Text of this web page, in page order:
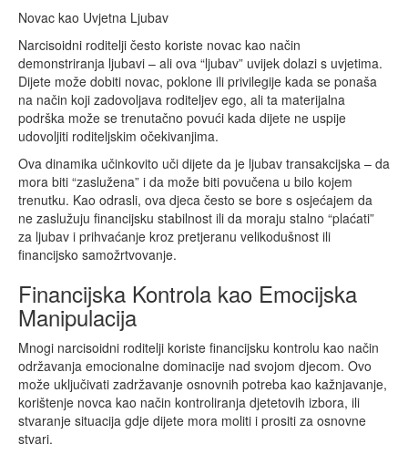
Novac kao Uvjetna Ljubav
Narcisoidni roditelji često koriste novac kao način
demonstriranja ljubavi – ali ova “ljubav” uvijek dolazi s uvjetima.
Dijete može dobiti novac, poklone ili privilegije kada se ponaša
na način koji zadovoljava roditeljev ego, ali ta materijalna
podrška može se trenutačno povući kada dijete ne uspije
udovoljiti roditeljskim očekivanjima.
Ova dinamika učinkovito uči dijete da je ljubav transakcijska – da
mora biti “zaslužena” i da može biti povučena u bilo kojem
trenutku. Kao odrasli, ova djeca često se bore s osjećajem da
ne zaslužuju financijsku stabilnost ili da moraju stalno “plaćati”
za ljubav i prihvaćanje kroz pretjeranu velikodušnost ili
financijsko samožrtvovanje.
Financijska Kontrola kao Emocijska
Manipulacija
Mnogi narcisoidni roditelji koriste financijsku kontrolu kao način
održavanja emocionalne dominacije nad svojom djecom. Ovo
može uključivati zadržavanje osnovnih potreba kao kažnjavanje,
korištenje novca kao način kontroliranja djetetovih izbora, ili
stvaranje situacija gdje dijete mora moliti i prositi za osnovne
stvari.